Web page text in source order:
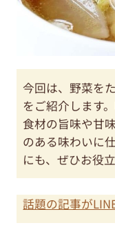
今回は、野菜を
をご紹介します
食材の旨味や甘
のある味わいに
にも、ぜひお役
話題の記事が